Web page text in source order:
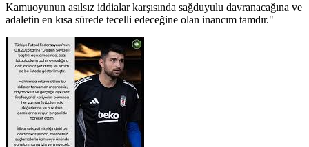
Kamuoyunun asılsız iddialar karşısında sağduyulu davranacağına ve
adaletin en kısa sürede tecelli edeceğine olan inancım tamdır."